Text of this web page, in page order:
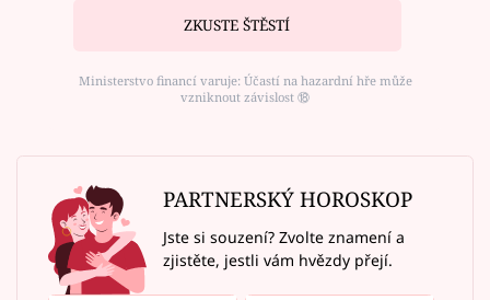
ZKUSTE ŠTĚSTÍ
Ministerstvo financí varuje: Účastí na hazardní hře může
vzniknout závislost ⑱
PARTNERSKÝ HOROSKOP
Jste si souzení? Zvolte znamení a
zjistěte, jestli vám hvězdy přejí.